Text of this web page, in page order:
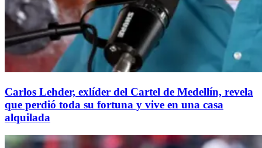
Carlos Lehder, exlíder del Cartel de Medellín, revela
que perdió toda su fortuna y vive en una casa
alquilada